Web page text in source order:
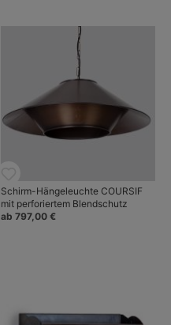
Schirm-Hängeleuchte COURSIF
mit perforiertem Blendschutz
ab 797,00 €